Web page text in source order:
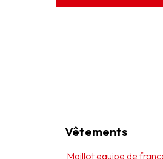
Vêtements
Maillot equipe de